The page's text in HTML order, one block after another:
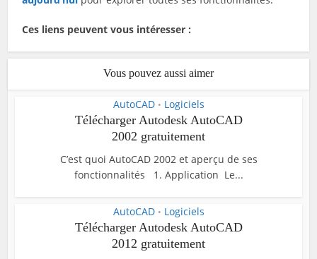
Ces liens peuvent vous intéresser :
Vous pouvez aussi aimer
AutoCAD • Logiciels
Télécharger Autodesk AutoCAD
2002 gratuitement
C’est quoi AutoCAD 2002 et aperçu de ses
fonctionnalités 1. Application Le...
AutoCAD • Logiciels
Télécharger Autodesk AutoCAD
2012 gratuitement